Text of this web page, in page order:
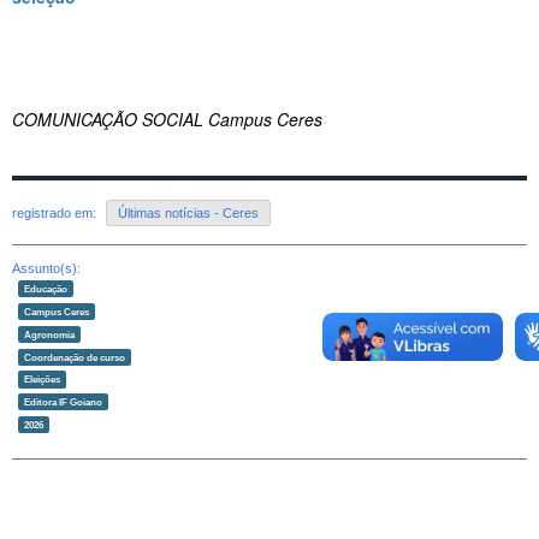
COMUNICAÇÃO SOCIAL Campus Ceres
registrado em: Últimas notícias - Ceres
Assunto(s):
Educação
Campus Ceres
Agronomia
Coordenação de curso
Eleições
Editora IF Goiano
2026